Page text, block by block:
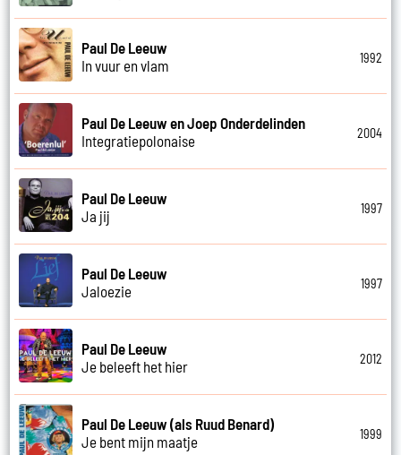
Paul De Leeuw
In vuur en vlam
1992
Paul De Leeuw en Joep Onderdelinden
Integratiepolonaise
2004
Paul De Leeuw
Ja jij
1997
Paul De Leeuw
Jaloezie
1997
Paul De Leeuw
Je beleeft het hier
2012
Paul De Leeuw (als Ruud Benard)
Je bent mijn maatje
1999